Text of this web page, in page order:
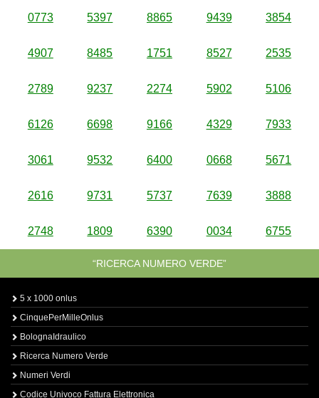
0773 5397 8865 9439 3854
4907 8485 1751 8527 2535
2789 9237 2274 5902 5106
6126 6698 9166 4329 7933
3061 9532 6400 0668 5671
2616 9731 5737 7639 3888
2748 1809 6390 0034 6755
“RICERCA NUMERO VERDE”
5 x 1000 onlus
CinquePerMilleOnlus
BolognaIdraulico
Ricerca Numero Verde
Numeri Verdi
Codice Univoco Fattura Elettronica